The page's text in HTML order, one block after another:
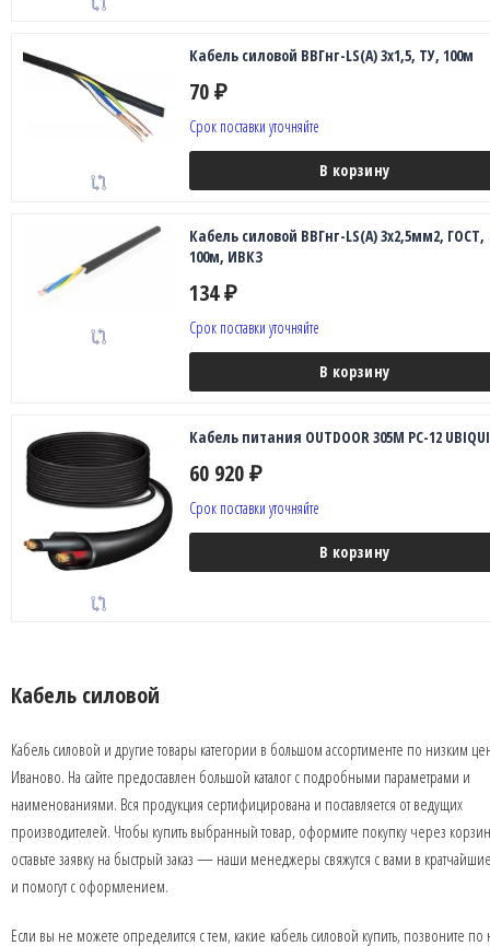
Кабель силовой ВВГнг-LS(A) 3х1,5, ТУ, 100м
70 ₽
Срок поставки уточняйте
В корзину
Кабель силовой ВВГнг-LS(A) 3х2,5мм2, ГОСТ,
100м, ИВКЗ
134 ₽
Срок поставки уточняйте
В корзину
Кабель питания OUTDOOR 305M PC-12
60 920 ₽
Срок поставки уточняйте
В корзину
Кабель силовой
Кабель силовой и другие товары категории в большом ассортименте по низким
Иваново. На сайте предоставлен большой каталог с подробными параметрами и
наименованиями. Вся продукция сертифицирована и поставляется от ведущих
производителей. Чтобы купить выбранный товар, оформите покупку через
оставьте заявку на быстрый заказ — наши менеджеры свяжутся с вами в
и помогут с оформлением.
Если вы не можете определится с тем, какие кабель силовой купить, позвоните